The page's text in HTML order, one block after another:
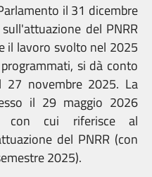
il 31 dicembre
del PNRR
il lavoro svolto nel 2025
si dà conto
27 novembre 2025. La
il 29 maggio 2026
cui riferisce al
del PNRR (con
2025).